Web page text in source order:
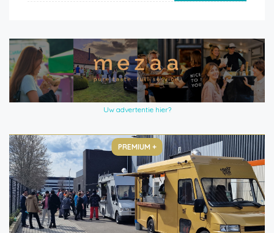
Uw advertentie hier?
PREMIUM +